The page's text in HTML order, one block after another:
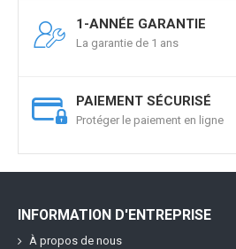
1-ANNÉE GARANTIE
La garantie de 1 ans
PAIEMENT SÉCURISÉ
Protéger le paiement en ligne
INFORMATION D'ENTREPRISE
À propos de nous